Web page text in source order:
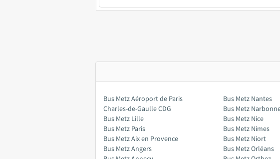
Bus Metz Aéroport de Paris
Charles-de-Gaulle CDG
Bus Metz Lille
Bus Metz Paris
Bus Metz Aix en Provence
Bus Metz Angers
Bus Metz Nantes
Bus Metz
Bus Metz Nice
Bus Metz Nimes
Bus Metz Niort
Bus Metz Orléans